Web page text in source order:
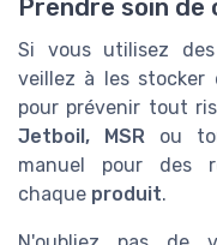
Prendre soin de
Si vous utilisez des
veillez à les
pour prévenir tout
Jetboil, MSR ou
manuel pour des
chaque produit.